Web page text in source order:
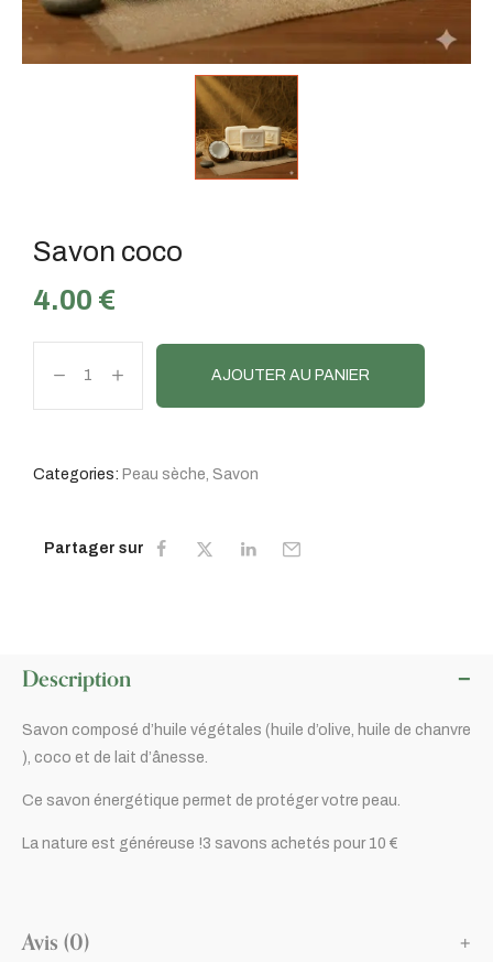
Savon coco
4.00 €
AJOUTER AU PANIER
Categories: Peau sèche Savon
Partager sur
Description
Savon composé d’huile végétales (huile d’olive, huile de chanvre
), coco et de lait d’ânesse.
Ce savon énergétique permet de protéger votre peau.
La nature est généreuse !3 savons achetés pour 10 €
Avis (0)